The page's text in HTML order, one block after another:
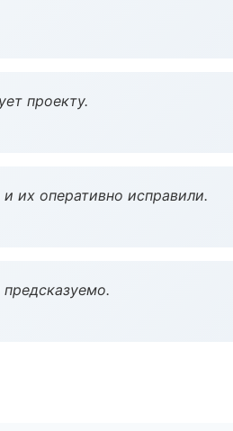
проекту.
их оперативно исправили.